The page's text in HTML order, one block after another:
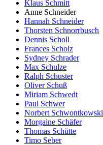
Klaus Schmitt
Anne Schneider
Hannah Schneider
Thorsten Schnorrbusch
Dennis Scholl
Frances Scholz
Sydney Schrader
Max Schulze
Ralph Schuster
Oliver Schuß
Miriam Schwedt
Paul Schwer
Norbert Schwontkowski
Morgaine Schäfer
Thomas Schütte
Timo Seber